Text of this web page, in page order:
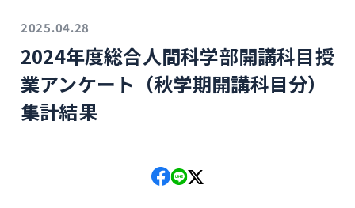
2025.04.28
2024年度総合人間科学部開講科目授
業アンケート（秋学期開講科目分）
集計結果